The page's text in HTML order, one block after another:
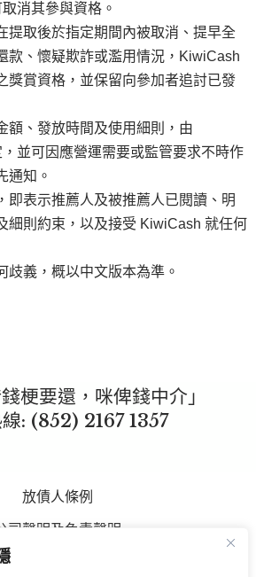
消其參與資格。
提取後於指定期間內被取消、提早全
款、懷疑欺詐或濫用情況，KiwiCash
獎賞資格，並保留向參加者追討已發
額、發放時間及使用細則，由
並可因應營運需要或監管要求不時作
通知。
即表示推薦人及被推薦人已閱讀、明
細則約束，以及接受 KiwiCash 就任何
歧義，概以中文版本為準。
錢梗要還，咪俾錢中介」
: (852) 2167 1357
放債人條例
司聲明及免責聲明